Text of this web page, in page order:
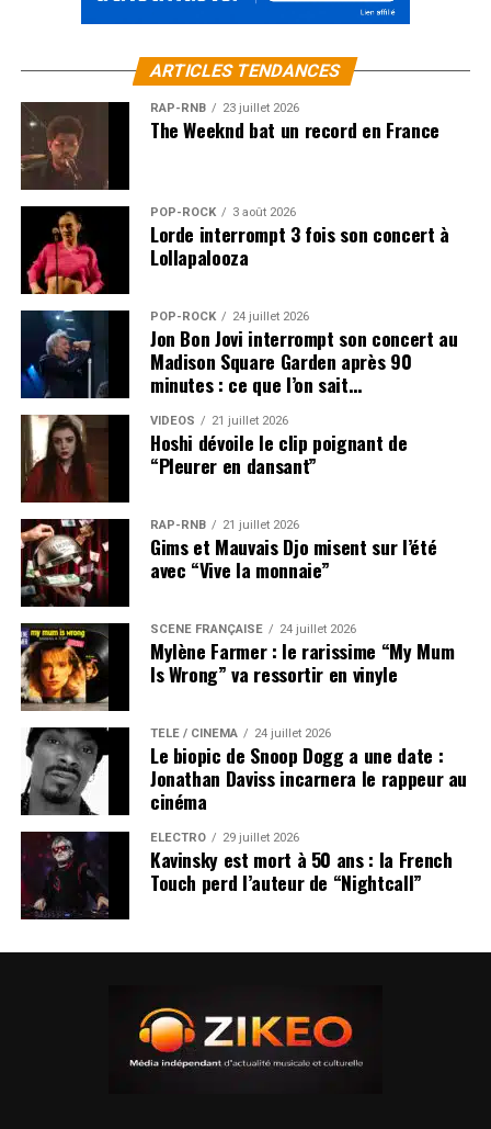
ARTICLES TENDANCES
RAP-RNB 23 juillet 2026
The Weeknd bat un record en France
POP-ROCK 3 août 2026
Lorde interrompt 3 fois son concert à
Lollapalooza
POP-ROCK 24 juillet 2026
Jon Bon Jovi interrompt son concert au
Madison Square Garden après 90
minutes : ce que l’on sait…
VIDEOS 21 juillet 2026
Hoshi dévoile le clip poignant de
“Pleurer en dansant”
RAP-RNB 21 juillet 2026
Gims et Mauvais Djo misent sur l’été
avec “Vive la monnaie”
SCÈNE FRANÇAISE 24 juillet 2026
Mylène Farmer : le rarissime “My Mum
Is Wrong” va ressortir en vinyle
TÉLÉ / CINÉMA 24 juillet 2026
Le biopic de Snoop Dogg a une date :
Jonathan Daviss incarnera le rappeur au
cinéma
ÉLECTRO 29 juillet 2026
Kavinsky est mort à 50 ans : la French
Touch perd l’auteur de “Nightcall”